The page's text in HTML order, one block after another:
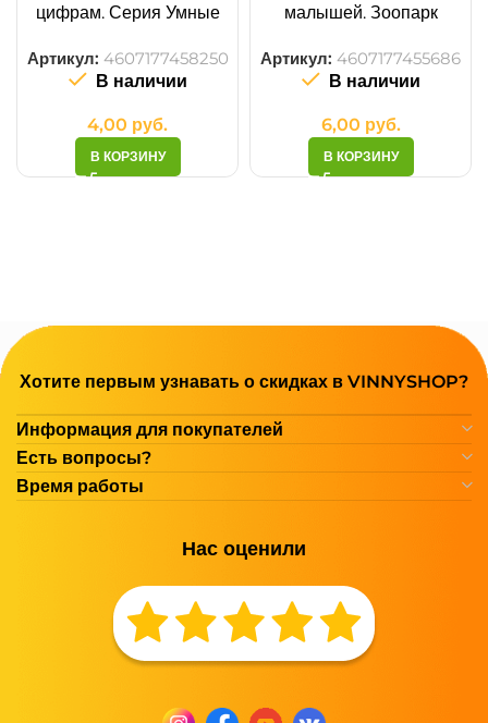
цифрам. Серия Умные
героя ГЕОДОМ
Артикул: 4607177458250
В наличии
4,00 руб.
В КОРЗИНУ
малышей. Зоопарк
Артикул: 4607177455686
В наличии
6,00 руб.
В КОРЗИНУ
Хотите первым узнавать о скидках в VINNYSHOP?
Информация для покупателей
Есть вопросы?
Время работы
Нас оценили